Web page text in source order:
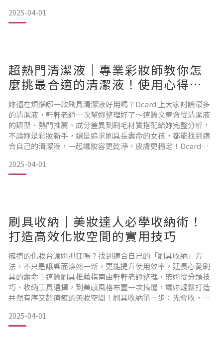
你！Dcard熱議話題！刷具清潔液哪款最值得買？打造乾淨服
貼妝感，不能少的就是一把乾淨的刷具。你妝化得再美，刷具
2025-04-01
超熱門清潔液｜專業彩妝師教你怎
麼挑最合適的清潔液！使用心得評
比一次看
妳還在煩惱哪一款刷具清潔液好用嗎？Dcard 上大家討論最多
的清潔液，軒軒老師一次幫妳整理好了～這篇文章會從清潔液
的類型、熱門推薦、成分差異到刷毛材質搭配給妳完整分析，
不論妳是彩妝新手，還是追求刷具長壽命的女孩，都能找到適
合自己的清潔液，一起讓妝容更乾淨，皮膚更穩定！Dcard熱
清潔液有哪些類型」。市面上常見的分為三大類，依照妳的使
用情境來選擇，才能事半功倍喔！速乾型清潔液：最適合每天
2025-04-01
刷具收納｜美妝達人必學收納術！
打造高效化妝空間的實用技巧
擁擠的化妝台讓妳抓狂嗎？找到適合自己的「刷具收納」方
法，不只是讓桌面煥然一新，更能提升使用效率，延長心愛刷
具的壽命！這篇刷具推薦指南由軒軒老師整理，帶妳從分類技
巧、收納工具選擇，到美感風格布置一次搞懂，讓妳輕鬆打造
井然有序又超療癒的美妝空間！刷具收納第一步：先會收，才
分類邏輯、動線安排都會直接影響妳上妝的順暢度。以下是最
常見又好用的分類方法：📌 刷具收納依刷具用途分類底妝類：
2025-04-01